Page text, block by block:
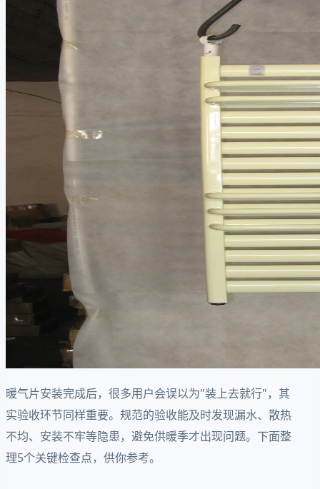
暖气片安装完成后，很多用户会误以为"装上去就行"，其
实验收环节同样重要。规范的验收能及时发现漏水、散热
不均、安装不牢等隐患，避免供暖季才出现问题。下面整
理5个关键检查点，供你参考。